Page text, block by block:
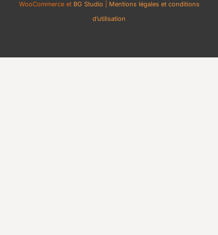
WooCommerce et BG Studio
Mentions légales et conditions
d’utilisation